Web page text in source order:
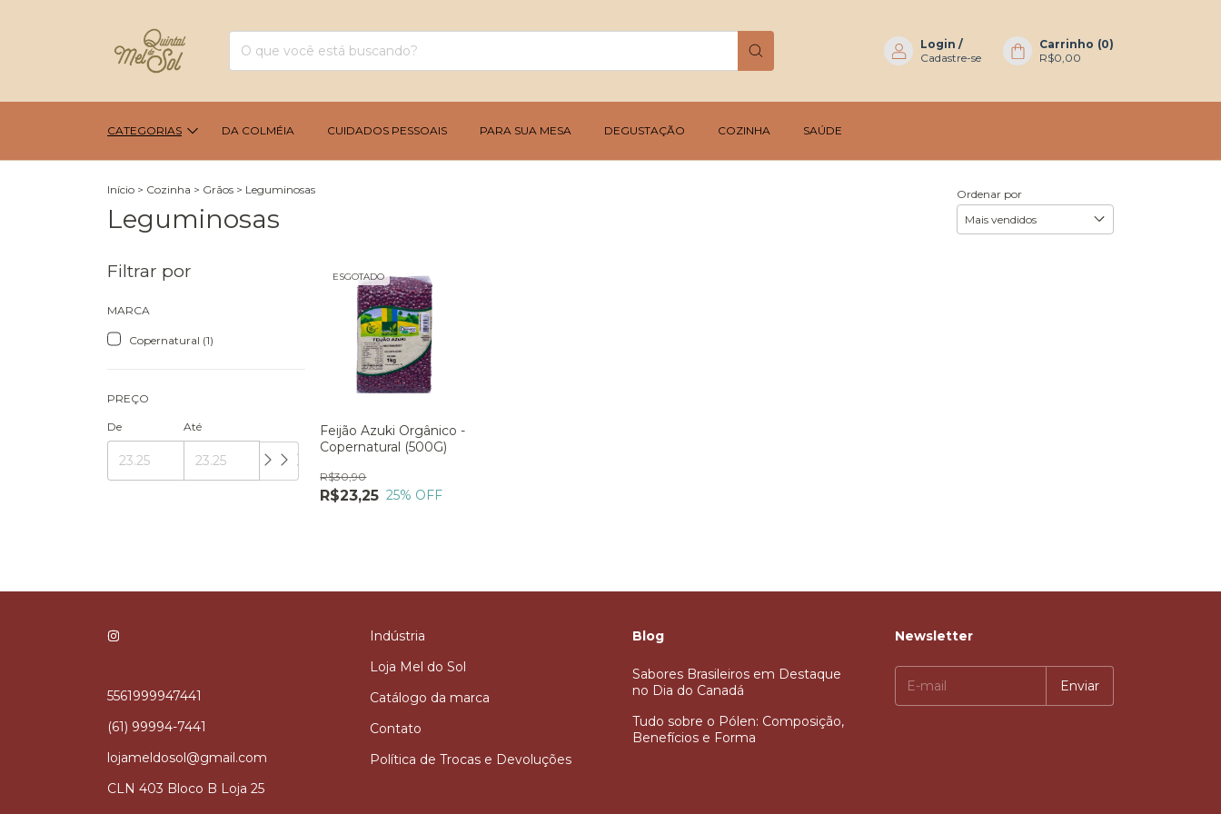
Login /
Cadastre-se
Carrinho (0)
R$0,00
CATEGORIAS DA COLMÉIA CUIDADOS PESSOAIS PARA SUA MESA DEGUSTAÇÃO COZINHA SAÚDE
Início > Cozinha > Grãos > Leguminosas
Leguminosas
Ordenar por
Filtrar por
MARCA
Copernatural (1)
PREÇO
De Até
ESGOTADO
Feijão Azuki Orgânico -
Copernatural (500G)
R$23,25
R$30,90
25% OFF
5561999947441
(61) 99994-7441
lojameldosol@gmail.com
CLN 403 Bloco B Loja 25
Indústria
Loja Mel do Sol
Catálogo da marca
Contato
Política de Trocas e Devoluções
Blog
Sabores Brasileiros em Destaque
no Dia do Canadá
Tudo sobre o Pólen: Composição,
Benefícios e Forma
Newsletter